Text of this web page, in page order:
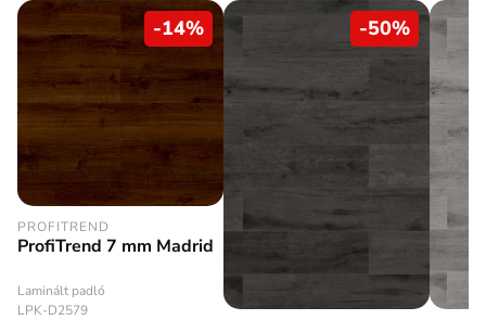
-14%
PROFITREND
ProfiTrend 7 mm Madrid
Laminált padló
LPK-D2579
-50%